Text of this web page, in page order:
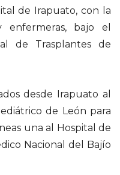
de Irapuato, con la
enfermeras, bajo el
de Trasplantes de
desde Irapuato al
de León para
una al Hospital de
Nacional del Bajío